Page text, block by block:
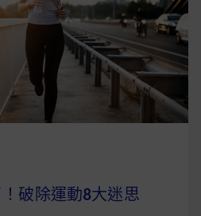
10 款隔夜更美味的燕麥粥
破除運動8大迷思